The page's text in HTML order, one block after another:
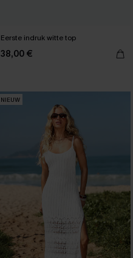
Eerste indruk witte top
38,00 €
NIEUW